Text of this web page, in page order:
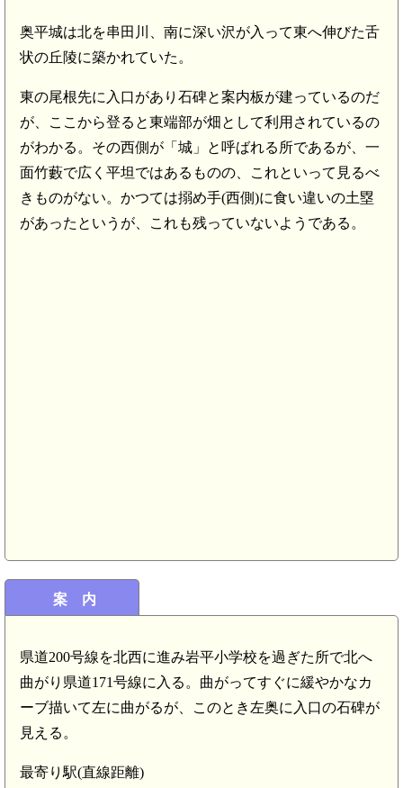
奥平城は北を串田川、南に深い沢が入って東へ伸びた舌
状の丘陵に築かれていた。
東の尾根先に入口があり石碑と案内板が建っているのだ
が、ここから登ると東端部が畑として利用されているの
がわかる。その西側が「城」と呼ばれる所であるが、一
面竹藪で広く平坦ではあるものの、これといって見るべ
きものがない。かつては搦め手(西側)に食い違いの土塁
があったというが、これも残っていないようである。
案 内
県道200号線を北西に進み岩平小学校を過ぎた所で北へ
曲がり県道171号線に入る。曲がってすぐに緩やかなカ
ーブ描いて左に曲がるが、このとき左奥に入口の石碑が
見える。
最寄り駅(直線距離)